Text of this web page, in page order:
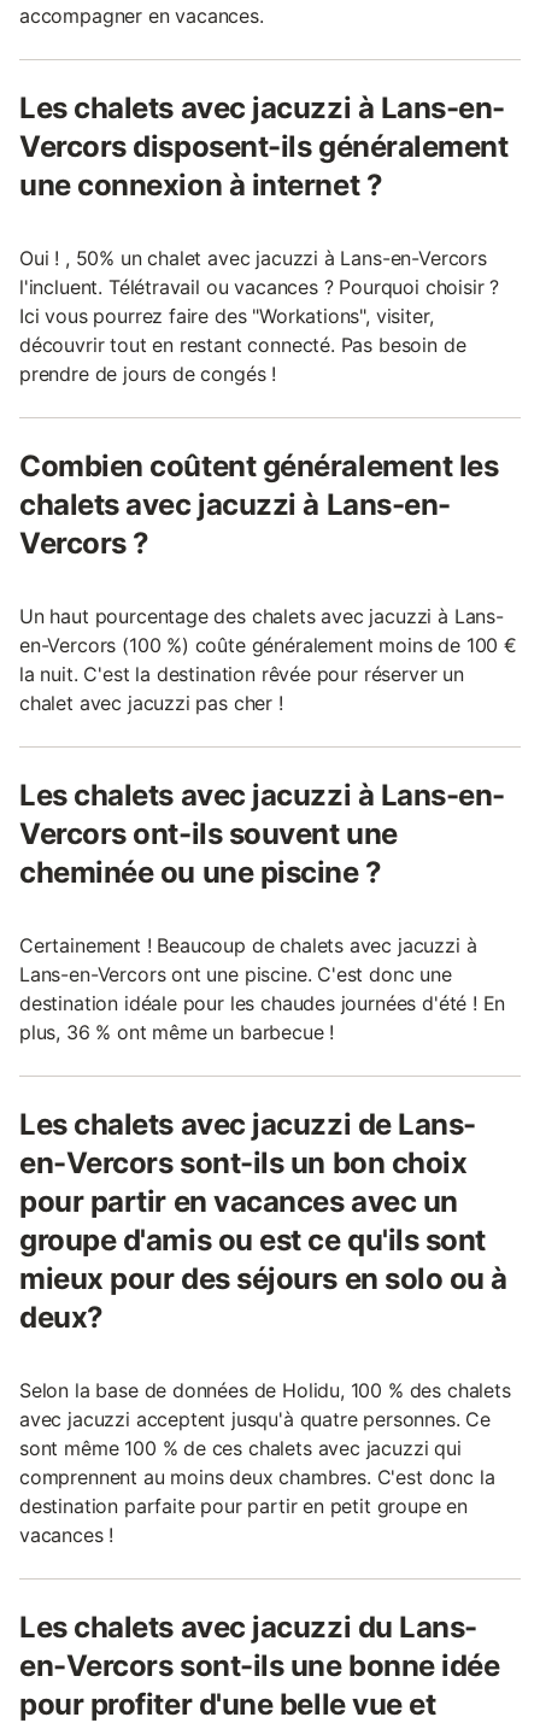
accompagner en vacances.
Les chalets avec jacuzzi à Lans-en-
Vercors disposent-ils généralement
une connexion à internet ?
Oui ! , 50% un chalet avec jacuzzi à Lans-en-Vercors
l'incluent. Télétravail ou vacances ? Pourquoi choisir ?
Ici vous pourrez faire des "Workations", visiter,
découvrir tout en restant connecté. Pas besoin de
prendre de jours de congés !
Combien coûtent généralement les
chalets avec jacuzzi à Lans-en-
Vercors ?
Un haut pourcentage des chalets avec jacuzzi à Lans-
en-Vercors (100 %) coûte généralement moins de 100 €
la nuit. C'est la destination rêvée pour réserver un
chalet avec jacuzzi pas cher !
Les chalets avec jacuzzi à Lans-en-
Vercors ont-ils souvent une
cheminée ou une piscine ?
Certainement ! Beaucoup de chalets avec jacuzzi à
Lans-en-Vercors ont une piscine. C'est donc une
destination idéale pour les chaudes journées d'été ! En
plus, 36 % ont même un barbecue !
Les chalets avec jacuzzi de Lans-
en-Vercors sont-ils un bon choix
pour partir en vacances avec un
groupe d'amis ou est ce qu'ils sont
mieux pour des séjours en solo ou à
deux?
Selon la base de données de Holidu, 100 % des chalets
avec jacuzzi acceptent jusqu'à quatre personnes. Ce
sont même 100 % de ces chalets avec jacuzzi qui
comprennent au moins deux chambres. C'est donc la
destination parfaite pour partir en petit groupe en
vacances !
Les chalets avec jacuzzi du Lans-
en-Vercors sont-ils une bonne idée
pour profiter d'une belle vue et